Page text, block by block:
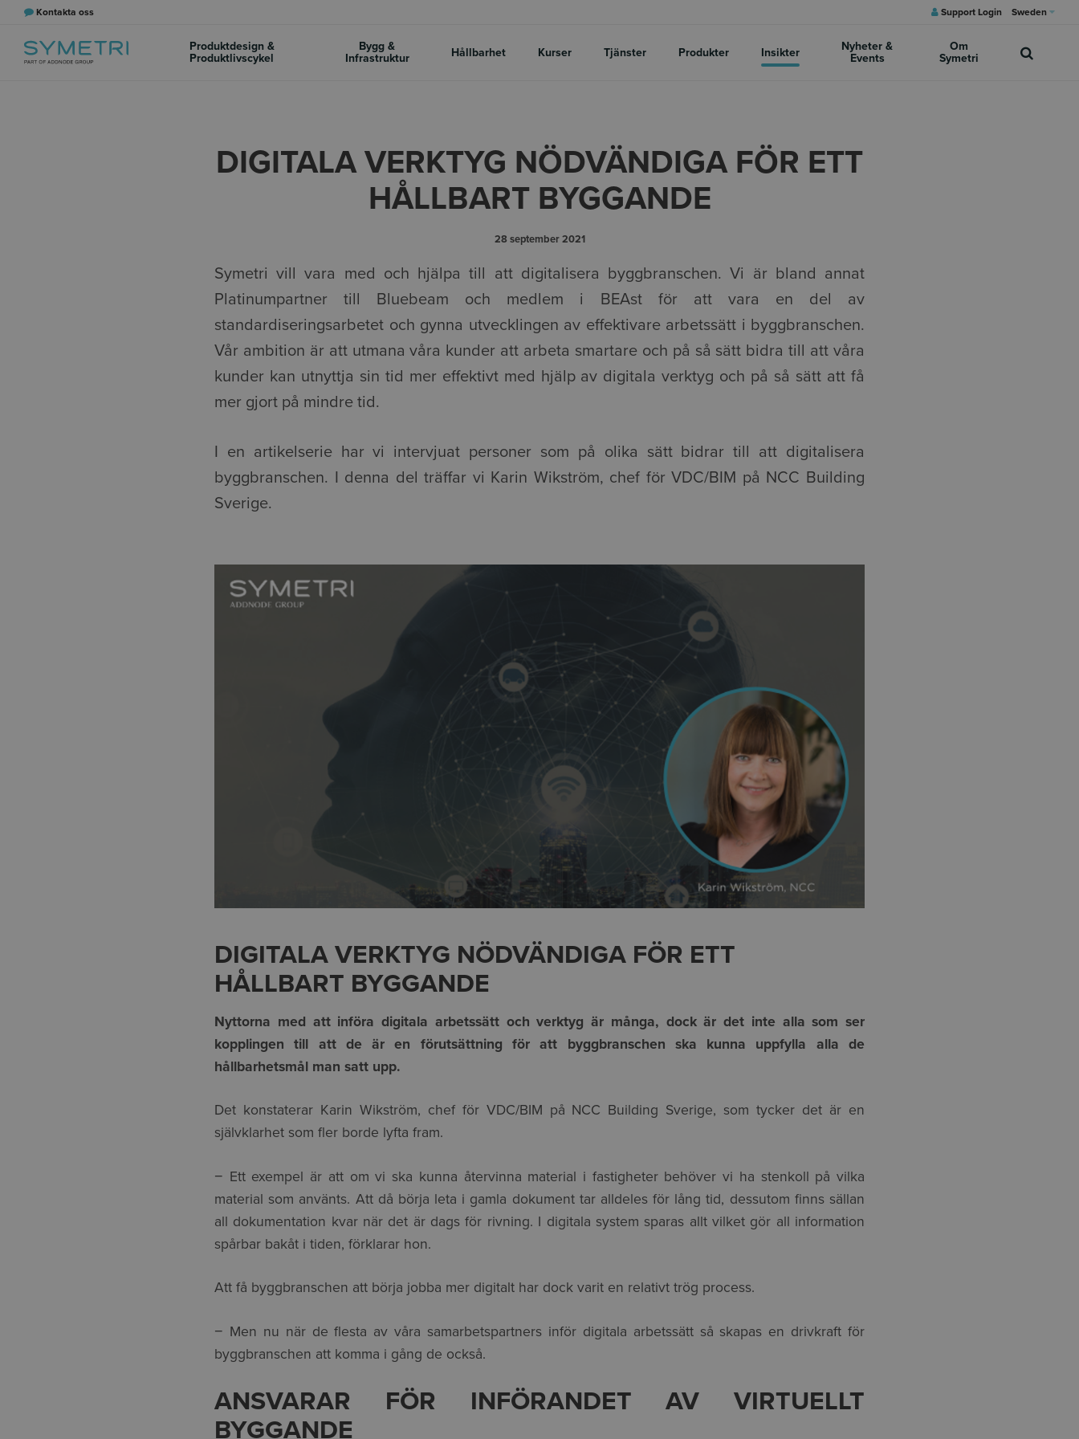
Kontakta oss Support Login Sweden
Produktdesign &
Produktlivscykel
Bygg &
Infrastruktur
Hållbarhet Kurser Tjänster Produkter Insikter
Nyheter &
Events
Om
Symetri
DIGITALA VERKTYG NÖDVÄNDIGA FÖR ETT
HÅLLBART BYGGANDE
28 september 2021
Symetri vill vara med och hjälpa till att digitalisera byggbranschen. Vi är bland annat
Platinumpartner till Bluebeam och medlem i BEAst för att vara en del av
standardiseringsarbetet och gynna utvecklingen av effektivare arbetssätt i byggbranschen.
Vår ambition är att utmana våra kunder att arbeta smartare och på så sätt bidra till att våra
kunder kan utnyttja sin tid mer effektivt med hjälp av digitala verktyg och på så sätt att få
mer gjort på mindre tid.
I en artikelserie har vi intervjuat personer som på olika sätt bidrar till att digitalisera
byggbranschen. I denna del träffar vi Karin Wikström, chef för VDC/BIM på NCC Building
Sverige.
DIGITALA VERKTYG NÖDVÄNDIGA FÖR ETT
HÅLLBART BYGGANDE
Nyttorna med att införa digitala arbetssätt och verktyg är många, dock är det inte alla som ser
kopplingen till att de är en förutsättning för att byggbranschen ska kunna uppfylla alla de
hållbarhetsmål man satt upp.
Det konstaterar Karin Wikström, chef för VDC/BIM på NCC Building Sverige, som tycker det är en
självklarhet som fler borde lyfta fram.
− Ett exempel är att om vi ska kunna återvinna material i fastigheter behöver vi ha stenkoll på vilka
material som använts. Att då börja leta i gamla dokument tar alldeles för lång tid, dessutom finns sällan
all dokumentation kvar när det är dags för rivning. I digitala system sparas allt vilket gör all information
spårbar bakåt i tiden, förklarar hon.
Att få byggbranschen att börja jobba mer digitalt har dock varit en relativt trög process.
− Men nu när de flesta av våra samarbetspartners inför digitala arbetssätt så skapas en drivkraft för
byggbranschen att komma i gång de också.
ANSVARAR FÖR INFÖRANDET AV VIRTUELLT
BYGGANDE